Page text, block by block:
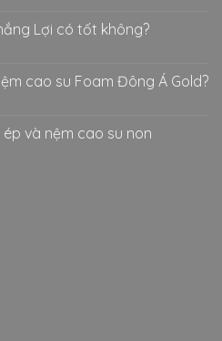
Lợi có tốt không?
cao su Foam Đông Á Gold?
và nệm cao su non